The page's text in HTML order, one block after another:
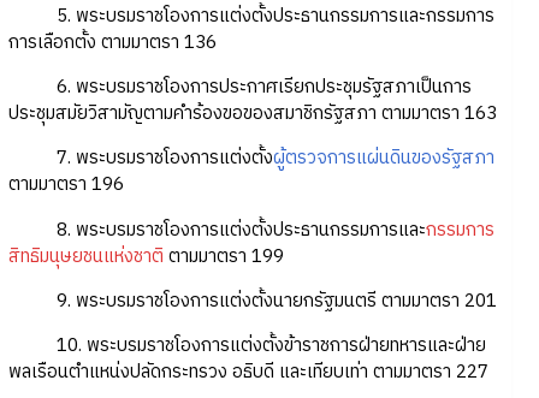
5. พระบรมราชโองการแต่งตั้งประธานกรรมการและกรรมการ
การเลือกตั้ง ตามมาตรา 136
6. พระบรมราชโองการประกาศเรียกประชุมรัฐสภาเป็นการ
ประชุมสมัยวิสามัญตามคำร้องขอของสมาชิกรัฐสภา ตามมาตรา 163
7. พระบรมราชโองการแต่งตั้งผู้ตรวจการแผ่นดินของรัฐสภา
ตามมาตรา 196
8. พระบรมราชโองการแต่งตั้งประธานกรรมการและกรรมการ
สิทธิมนุษยชนแห่งชาติ ตามมาตรา 199
9. พระบรมราชโองการแต่งตั้งนายกรัฐมนตรี ตามมาตรา 201
10. พระบรมราชโองการแต่งตั้งข้าราชการฝ่ายทหารและฝ่าย
พลเรือนตำแหน่งปลัดกระทรวง อธิบดี และเทียบเท่า ตามมาตรา 227